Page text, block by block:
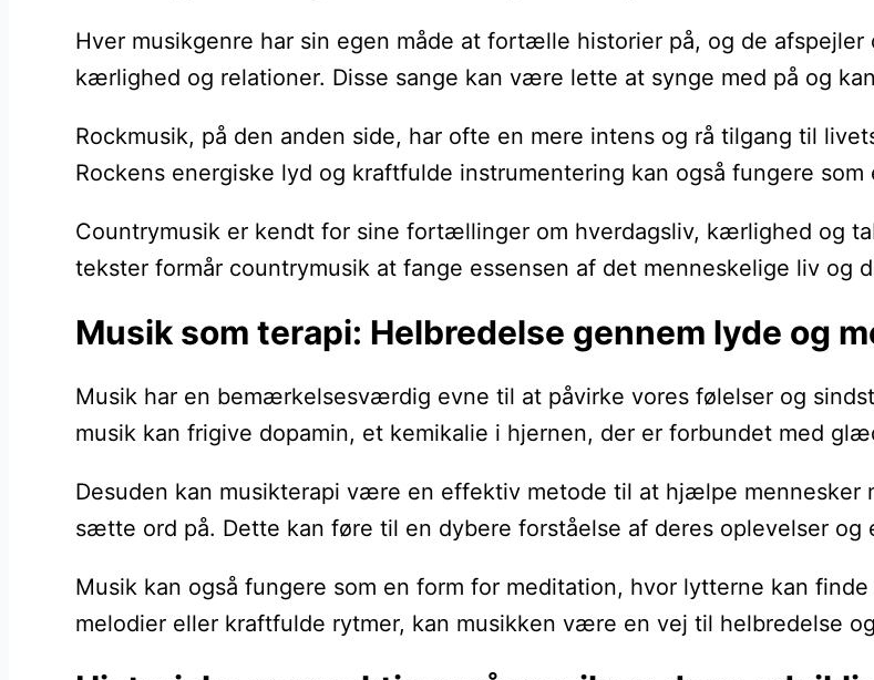
Hver musikgenre har sin egen måde at fortælle historier på, og de
kærlighed og relationer. Disse sange kan være lette at synge med på og
Rockmusik, på den anden side, har ofte en mere intens og rå tilgang til
Rockens energiske lyd og kraftfulde instrumentering kan også fungere
Countrymusik er kendt for sine fortællinger om hverdagsliv, kærlighed og
tekster formår countrymusik at fange essensen af det menneskelige liv og
Musik som terapi: Helbredelse gennem lyde og
Musik har en bemærkelsesværdig evne til at påvirke vores følelser og
musik kan frigive dopamin, et kemikalie i hjernen, der er forbundet med
Desuden kan musikterapi være en effektiv metode til at hjælpe
sætte ord på. Dette kan føre til en dybere forståelse af deres oplevelser og
Musik kan også fungere som en form for meditation, hvor lytterne kan
melodier eller kraftfulde rytmer, kan musikken være en vej til helbredelse